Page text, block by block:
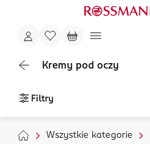
Kremy pod oczy
Filtry
Wszystkie kategorie